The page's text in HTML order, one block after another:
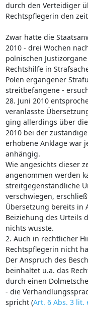
durch den Verteidiger
Rechtspflegerin den
Zwar hatte die
2010 - drei Wochen
polnischen
Rechtshilfe in
Polen ergangener
streitbefangene -
28. Juni 2010
veranlasste
ging allerdings über
2010 bei der
erhobene Anklage war
anhängig.
Wie angesichts dieser
angenommen werden
streitgegenständliche
verschwiegen,
Übersetzung bereits in
Beiziehung des Urteils
nichts wusste.
2. Auch in rechtlicher
Rechtspflegerin nicht
Der Anspruch des
beinhaltet u.a. das
durch einen
- die
spricht (Art. 6 Abs. 3 lit.